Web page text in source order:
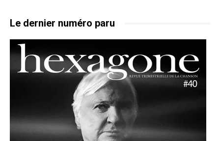
Le dernier numéro paru